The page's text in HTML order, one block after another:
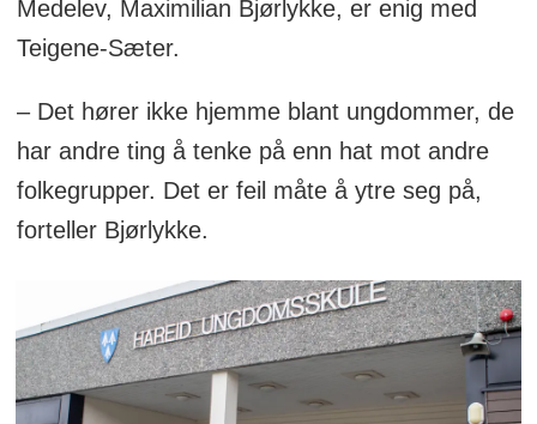
Medelev, Maximilian Bjørlykke, er enig med
Teigene-Sæter.
– Det hører ikke hjemme blant ungdommer, de
har andre ting å tenke på enn hat mot andre
folkegrupper. Det er feil måte å ytre seg på,
forteller Bjørlykke.